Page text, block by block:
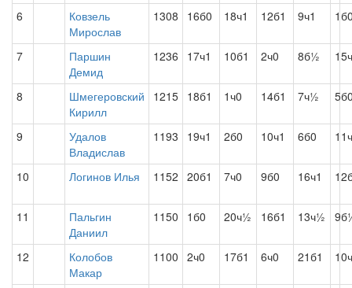
6
Ковзель
Мирослав
1308 16б0 18ч1 12б1 9ч1
7
Паршин
Демид
1236 17ч1 10б1 2ч0 8б½
8
Шмегеровский
Кирилл
1215 18б1 1ч0 14б1 7ч½
9
Удалов
Владислав
1193 19ч1 2б0 10ч1 6б0
10 Логинов Илья 1152 20б1 7ч0 9б0 16ч1
11
Пальгин
Даниил
1150 1б0 20ч½ 16б1 13ч½
12
Колобов
Макар
1100 2ч0 17б1 6ч0 21б1